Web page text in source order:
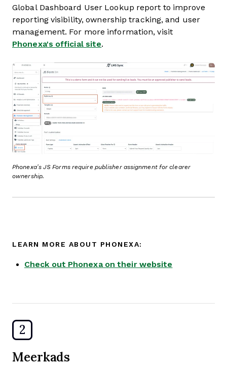
Phonexa’s JS Forms require publisher assignment for clearer
ownership.
Global Dashboard User Lookup report to improve
reporting visibility, ownership tracking, and user
management. For more information, visit
Phonexa's official site.
LEARN MORE ABOUT PHONEXA:
Check out Phonexa on their website
2
Meerkads